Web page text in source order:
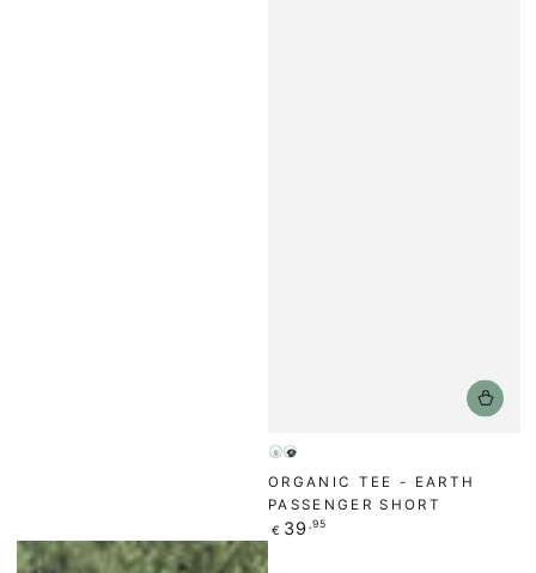
WeißSchwarz
ORGANIC TEE - EARTH
PASSENGER SHORT
Regulärer
€ 39 ,95